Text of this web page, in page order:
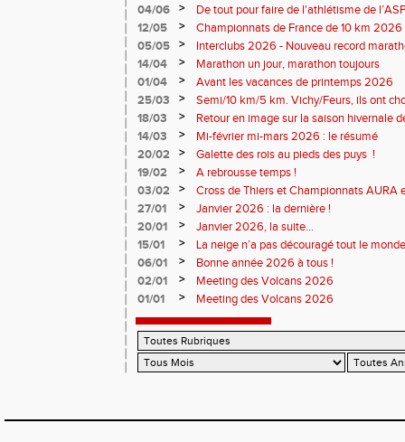
04/06
>
De tout pour faire de l'athlétisme de
monde souriant
12/05 >
Championnats de France de 10 km
Soirées piste
05/05 >
Interclubs 2026 - Nouveau record
résultats
14/04 >
Marathon un jour, marathon toujours
01/04
>
Avant les vacances de printemps 2026
25/03
>
Semi/10 km/5 km. Vichy/Feurs, ils ont
18/03
>
Retour en image sur la saison hivernale
14/03
>
Mi-février mi-mars 2026 : le résumé
20/02
>
Galette des rois au pieds des puys !
19/02
>
A rebrousse temps !
03/02
>
Cross de Thiers et Championnats AURA
27/01
>
Janvier 2026 : la dernière !
20/01
>
Janvier 2026, la suite...
15/01
>
La neige n’a pas découragé tout le
06/01
>
Bonne année 2026 à tous !
02/01
>
Meeting des Volcans 2026
01/01
> Meeting des Volcans 2026